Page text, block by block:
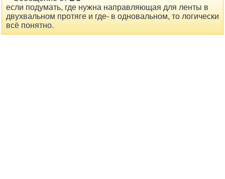
Сообщение от BC
если подумать, где нужна направляющая для ленты в
двухвальном протяге и где- в одновальном, то логически
всё понятно.